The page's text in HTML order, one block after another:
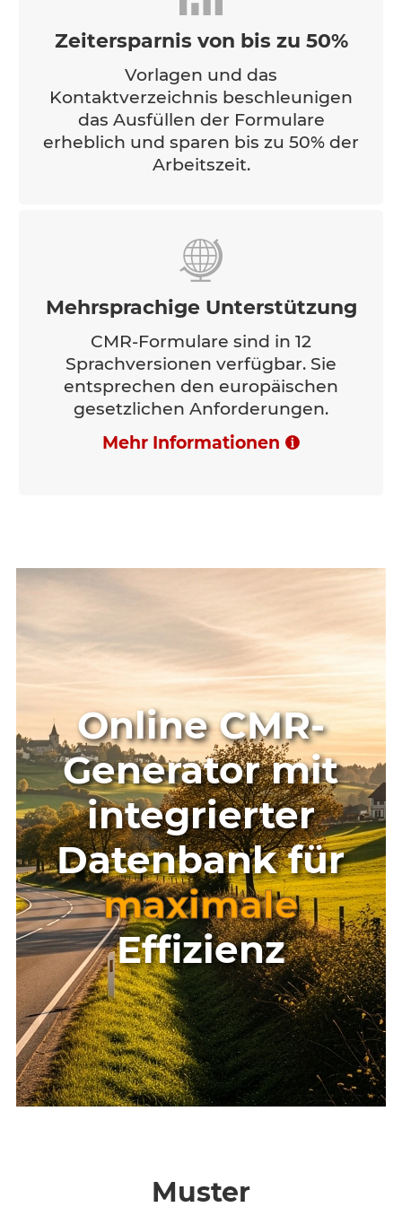
Zeitersparnis von bis zu 50%
Vorlagen und das
Kontaktverzeichnis beschleunigen
das Ausfüllen der Formulare
erheblich und sparen bis zu 50% der
Arbeitszeit.
Mehrsprachige Unterstützung
CMR-Formulare sind in 12
Sprachversionen verfügbar. Sie
entsprechen den europäischen
gesetzlichen Anforderungen.
Mehr Informationen
Online CMR-
Generator mit
integrierter
Datenbank für
maximale
Effizienz
Muster